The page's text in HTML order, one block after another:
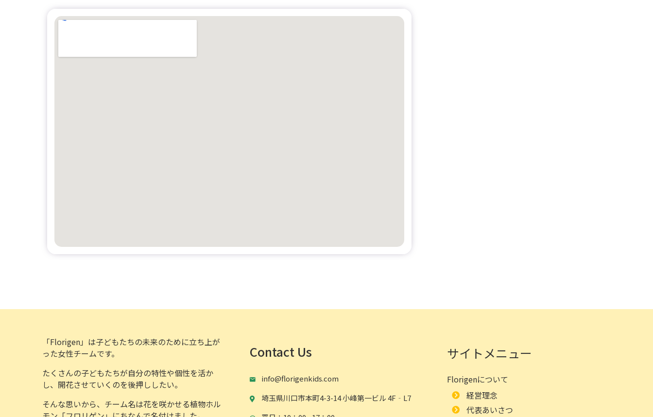
「Florigen」は子どもたちの未来のために立ち上が
った女性チームです。
たくさんの子どもたちが自分の特性や個性を活か
し、開花させていくのを後押ししたい。
そんな思いから、チーム名は花を咲かせる植物ホル
Contact Us
info@florigenkids.com
埼玉県川口市本町4-3-14 小峰第一ビル 4F‐L7
サイトメニュー
Florigenについて
経営理念
代表あいさつ